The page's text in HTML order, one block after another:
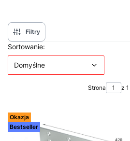
Filtry
Lista produktów
Sortowanie:
Domyślne
Strona z 1
Okazja
Bestseller